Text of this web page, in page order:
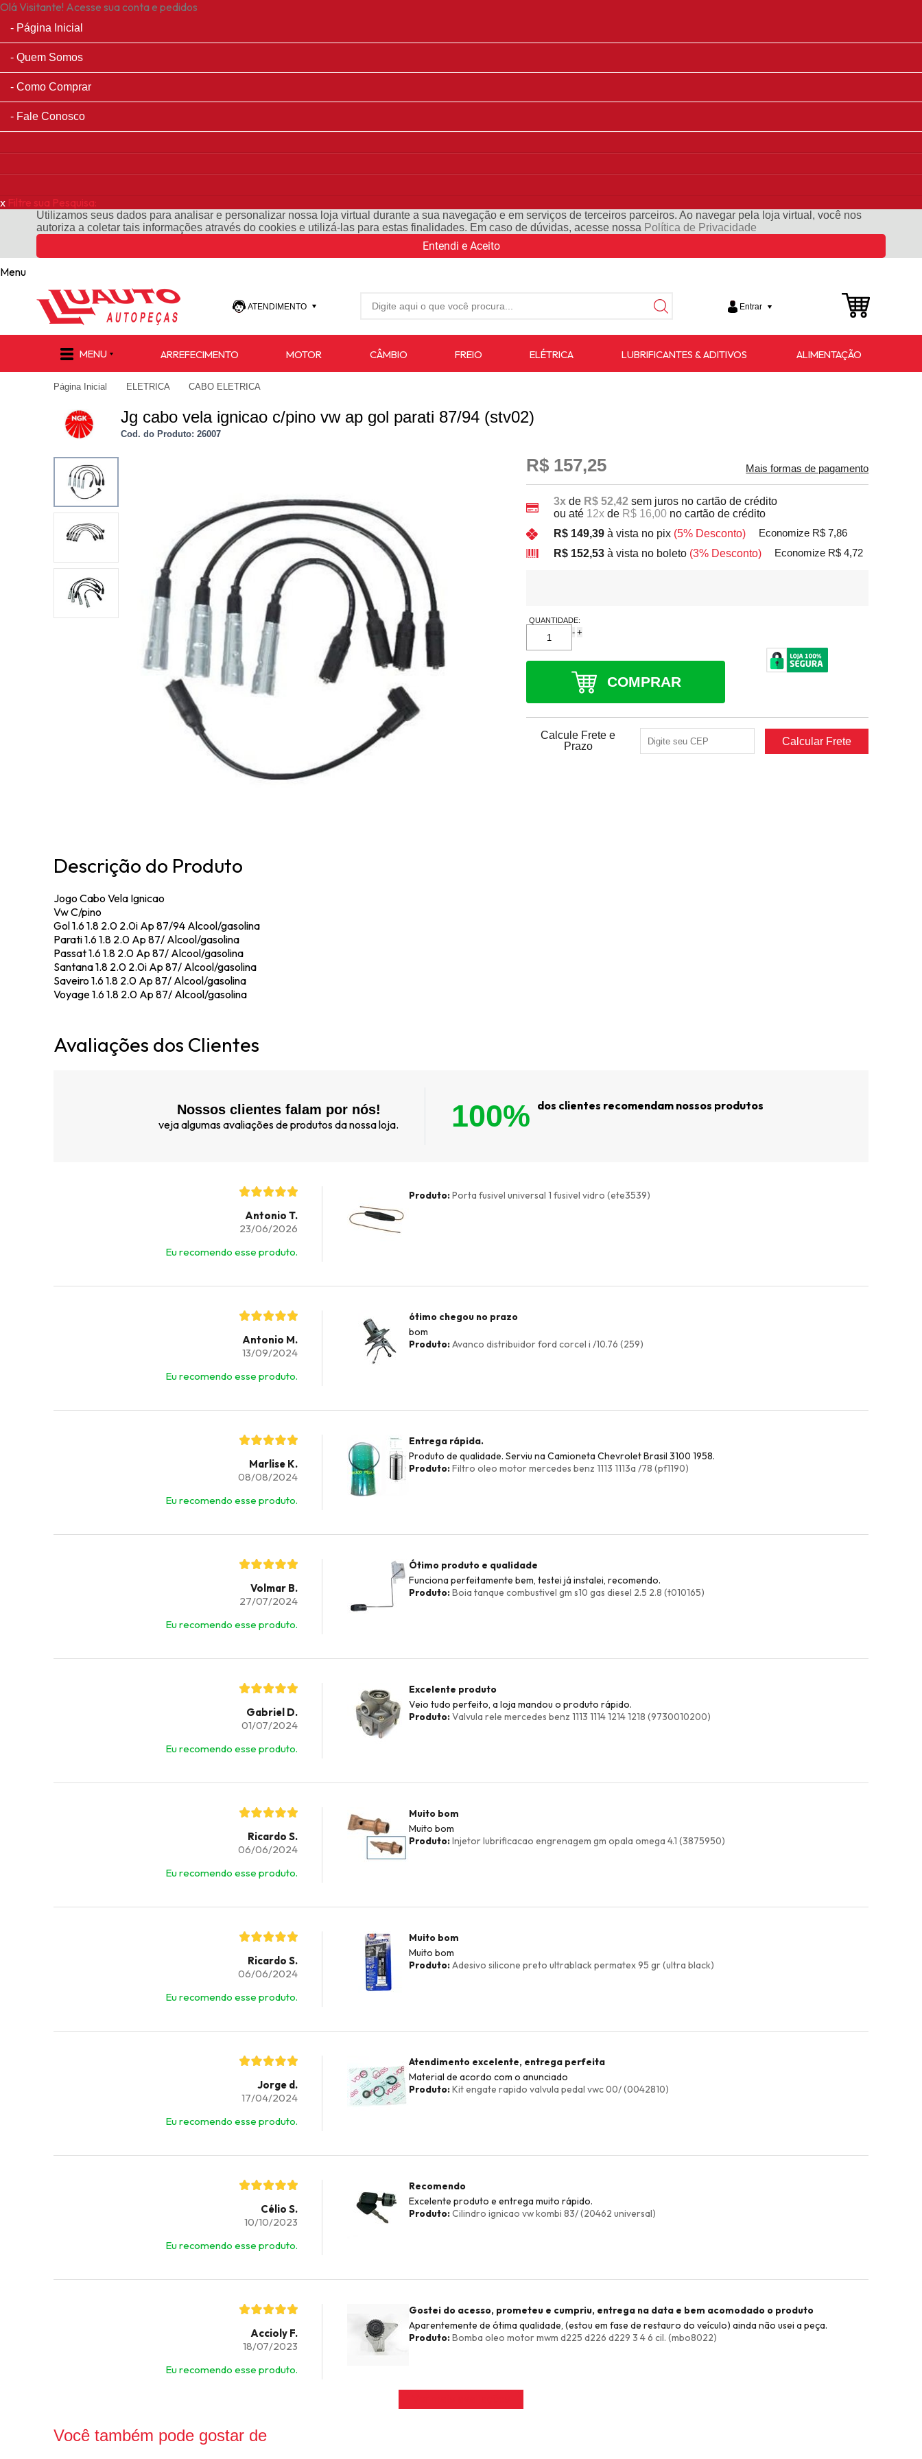
Olá Visitante! Acesse sua conta e pedidos
Página Inicial
Quem Somos
Como Comprar
Fale Conosco
x Filtre sua Pesquisa:
Utilizamos seus dados para analisar e personalizar nossa loja virtual durante a sua navegação e em serviços de terceiros parceiros. Ao navegar pela loja virtual, você nos
autoriza a coletar tais informações através do cookies e utilizá-las para estas finalidades. Em caso de dúvidas, acesse nossa Política de Privacidade
Entendi e Aceito
Menu
ATENDIMENTO
(47) 3027-4733
Entrar
MENU ARREFECIMENTO MOTOR CÂMBIO FREIO ELÉTRICA LUBRIFICANTES & ADITIVOS ALIMENTAÇÃO
Página Inicial ELETRICA CABO ELETRICA
Jg cabo vela ignicao c/pino vw ap gol parati 87/94 (stv02)
Cod. do Produto: 26007
R$ 157,25 Mais formas de pagamento
3x de R$ 52,42 sem juros no cartão de crédito
ou até 12x de R$ 16,00 no cartão de crédito
R$ 149,39à vista no pix (5% Desconto) Economize R$ 7,86
R$ 152,53à vista no boleto (3% Desconto) Economize R$ 4,72
QUANTIDADE:
- +
COMPRAR
Calcule Frete e
Prazo
Descrição do Produto
Jogo Cabo Vela Ignicao
Vw C/pino
Gol 1.6 1.8 2.0 2.0i Ap 87/94 Alcool/gasolina
Parati 1.6 1.8 2.0 Ap 87/ Alcool/gasolina
Passat 1.6 1.8 2.0 Ap 87/ Alcool/gasolina
Santana 1.8 2.0 2.0i Ap 87/ Alcool/gasolina
Saveiro 1.6 1.8 2.0 Ap 87/ Alcool/gasolina
Voyage 1.6 1.8 2.0 Ap 87/ Alcool/gasolina
Avaliações dos Clientes
Nossos clientes falam por nós!
veja algumas avaliações de produtos da nossa loja. 100% dos clientes recomendam nossos produtos
Antonio T.
23/06/2026
Eu recomendo esse produto.
Produto:Porta fusivel universal 1 fusivel vidro (ete3539)
Antonio M.
13/09/2024
Eu recomendo esse produto.
ótimo chegou no prazo
bom
Produto:Avanco distribuidor ford corcel i /10.76 (259)
Marlise K.
08/08/2024
Eu recomendo esse produto.
Entrega rápida.
Produto de qualidade. Serviu na Camioneta Chevrolet Brasil 3100 1958.
Produto:Filtro oleo motor mercedes benz 1113 1113a /78 (pf1190)
Volmar B.
27/07/2024
Eu recomendo esse produto.
Ótimo produto e qualidade
Funciona perfeitamente bem, testei já instalei, recomendo.
Produto:Boia tanque combustivel gm s10 gas diesel 2.5 2.8 (t010165)
Gabriel D.
01/07/2024
Eu recomendo esse produto.
Excelente produto
Veio tudo perfeito, a loja mandou o produto rápido.
Produto:Valvula rele mercedes benz 1113 1114 1214 1218 (9730010200)
Ricardo S.
06/06/2024
Eu recomendo esse produto.
Muito bom
Muito bom
Produto:Injetor lubrificacao engrenagem gm opala omega 4.1 (3875950)
Ricardo S.
06/06/2024
Eu recomendo esse produto.
Muito bom
Muito bom
Produto:Adesivo silicone preto ultrablack permatex 95 gr (ultra black)
Jorge d.
17/04/2024
Eu recomendo esse produto.
Atendimento excelente, entrega perfeita
Material de acordo com o anunciado
Produto:Kit engate rapido valvula pedal vwc 00/ (0042810)
Célio S.
10/10/2023
Eu recomendo esse produto.
Recomendo
Excelente produto e entrega muito rápido.
Produto:Cilindro ignicao vw kombi 83/ (20462 universal)
Accioly F.
18/07/2023
Eu recomendo esse produto.
Gostei do acesso, prometeu e cumpriu, entrega na data e bem acomodado o produto
Aparentemente de ótima qualidade, (estou em fase de restauro do veículo) ainda não usei a peça.
Produto:Bomba oleo motor mwm d225 d226 d229 3 4 6 cil. (mbo8022)
Você também pode gostar de